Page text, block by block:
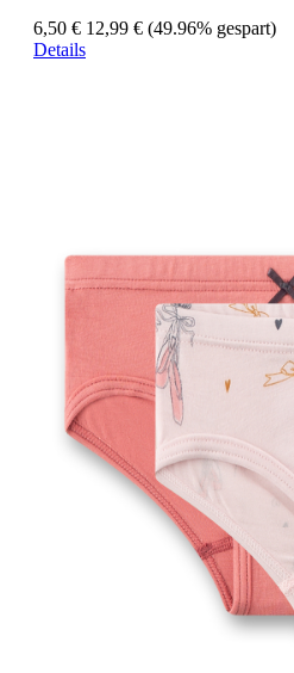
6,50 € 12,99 € (49.96% gespart)
Details